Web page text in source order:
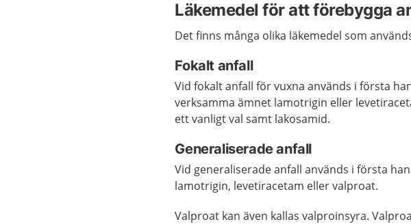
Läkemedel för att förebygga
Det finns många olika läkemedel som
Fokalt anfall
Vid fokalt anfall för vuxna används i första
verksamma ämnet lamotrigin eller
ett vanligt val samt lakosamid.
Generaliserade anfall
Vid generaliserade anfall används i första
lamotrigin, levetiracetam eller valproat.
Valproat kan även kallas valproinsyra.